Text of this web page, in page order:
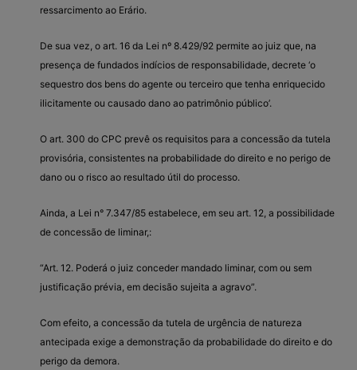
ressarcimento ao Erário.
De sua vez, o art. 16 da Lei nº 8.429/92 permite ao juiz que, na
presença de fundados indícios de responsabilidade, decrete ‘o
sequestro dos bens do agente ou terceiro que tenha enriquecido
ilicitamente ou causado dano ao patrimônio público’.
O art. 300 do CPC prevê os requisitos para a concessão da tutela
provisória, consistentes na probabilidade do direito e no perigo de
dano ou o risco ao resultado útil do processo.
Ainda, a Lei n° 7.347/85 estabelece, em seu art. 12, a possibilidade
de concessão de liminar,:
“Art. 12. Poderá o juiz conceder mandado liminar, com ou sem
justificação prévia, em decisão sujeita a agravo”.
Com efeito, a concessão da tutela de urgência de natureza
antecipada exige a demonstração da probabilidade do direito e do
perigo da demora.